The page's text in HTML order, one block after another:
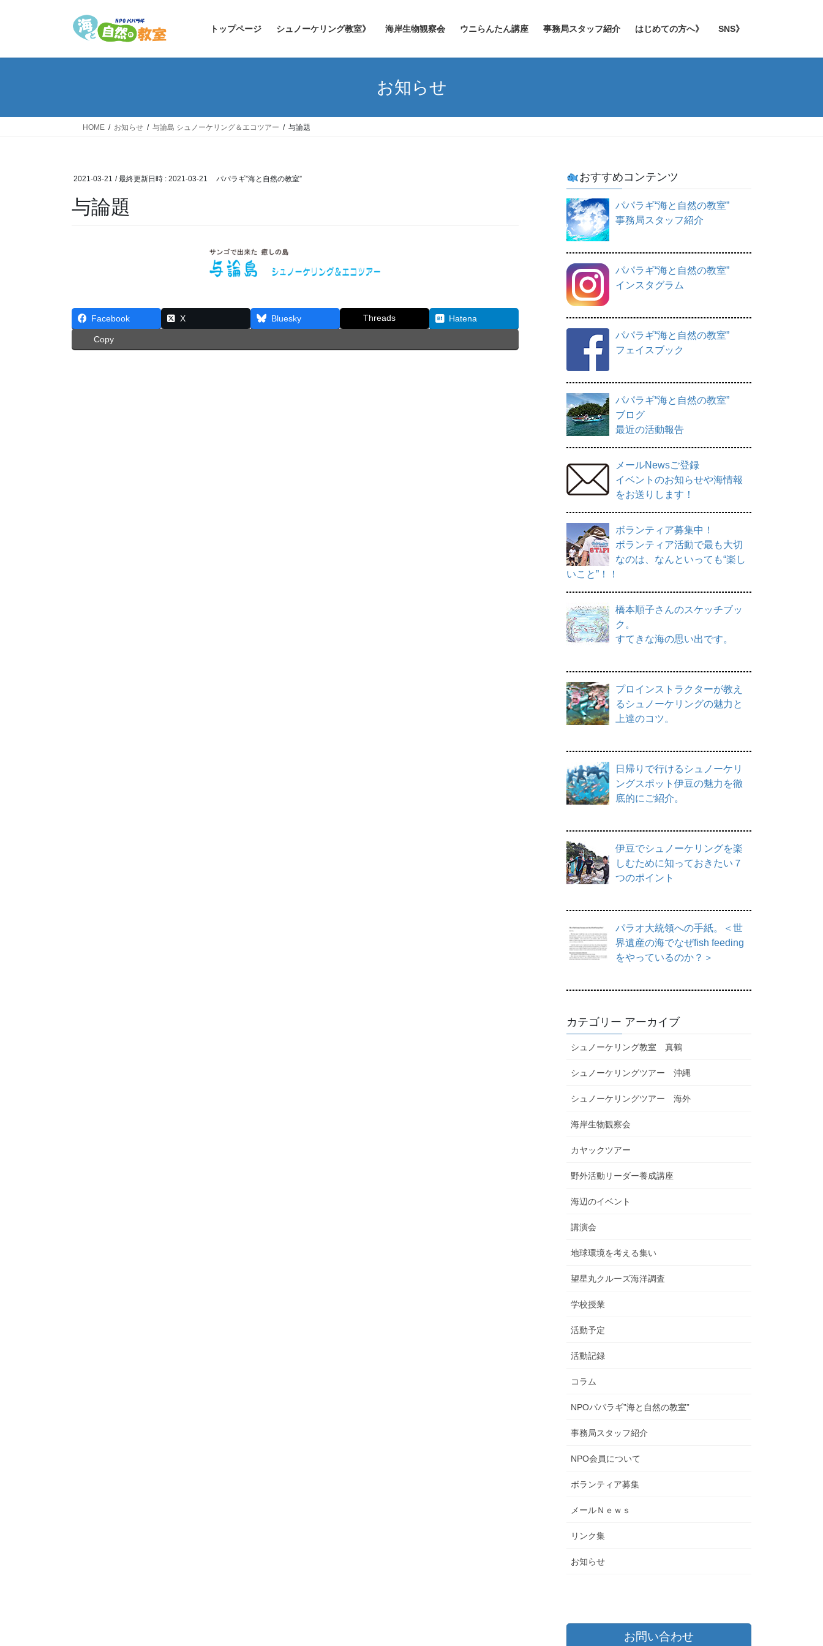
トップページ シュノーケリング教室》 海岸生物観察会 ウニらんたん講座 事務局スタッフ紹介 はじめての方へ》 SNS》
お知らせ
HOME お知らせ 与論島 シュノーケリング＆エコツアー 与論題
2021-03-21 / 最終更新日時 : 2021-03-21 パパラギ”海と自然の教室”
与論題
Facebook X Bluesky Threads Hatena
Copy
おすすめコンテンツ
パパラギ“海と自然の教室”
事務局スタッフ紹介
パパラギ“海と自然の教室”
インスタグラム
パパラギ“海と自然の教室”
フェイスブック
パパラギ“海と自然の教室”
ブログ
最近の活動報告
メールNewsご登録
イベントのお知らせや海情報
をお送りします！
ボランティア募集中！
ボランティア活動で最も大切
なのは、なんといっても“楽し
いこと”！！
橋本順子さんのスケッチブッ
ク。
すてきな海の思い出です。
プロインストラクターが教え
るシュノーケリングの魅力と
上達のコツ。
日帰りで行けるシュノーケリ
ングスポット伊豆の魅力を徹
底的にご紹介。
伊豆でシュノーケリングを楽
しむために知っておきたい７
つのポイント
パラオ大統領への手紙。＜世
界遺産の海でなぜfish feeding
をやっているのか？＞
カテゴリー アーカイブ
シュノーケリング教室 真鶴
シュノーケリングツアー 沖縄
シュノーケリングツアー 海外
海岸生物観察会
カヤックツアー
野外活動リーダー養成講座
海辺のイベント
講演会
地球環境を考える集い
望星丸クルーズ海洋調査
学校授業
活動予定
活動記録
コラム
NPOパパラギ”海と自然の教室”
事務局スタッフ紹介
NPO会員について
ボランティア募集
メールＮｅｗｓ
リンク集
お知らせ
お問い合わせ